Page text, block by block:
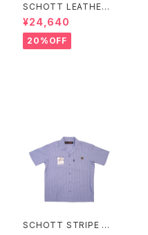
SCHOTT LEATHER
COMBI DOWN VEST
¥24,640
20%OFF
SCHOTT STRIPE T